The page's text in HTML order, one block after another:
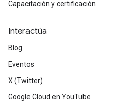
Capacitación y certificación
Interactúa
Blog
Eventos
X (Twitter)
Google Cloud en YouTube